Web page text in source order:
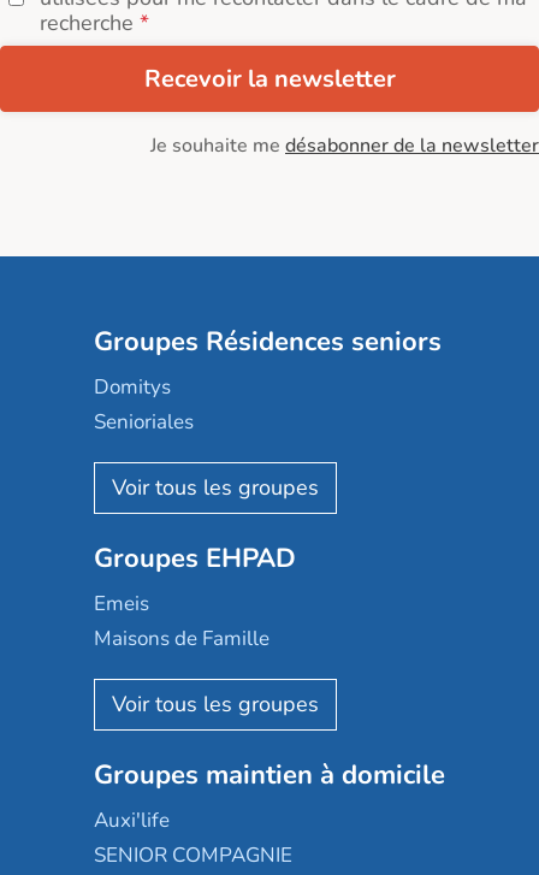
recherche
Recevoir la newsletter
Je souhaite me désabonner de la newsletter
Groupes Résidences seniors
Domitys
Senioriales
Nohée
Les Résidentiels
Mobicap
Domusvi
Happy Senior
Aquarelia
Nexity edenea
Les jardins d'Arcadie
Occitalia
Appartseniors
Groupes EHPAD
Emeis
Maisons de Famille
Korian
Emera
Groupe SOS
Le Noble Âge
Almage
Groupes maintien à domicile
Auxi'life
SENIOR COMPAGNIE